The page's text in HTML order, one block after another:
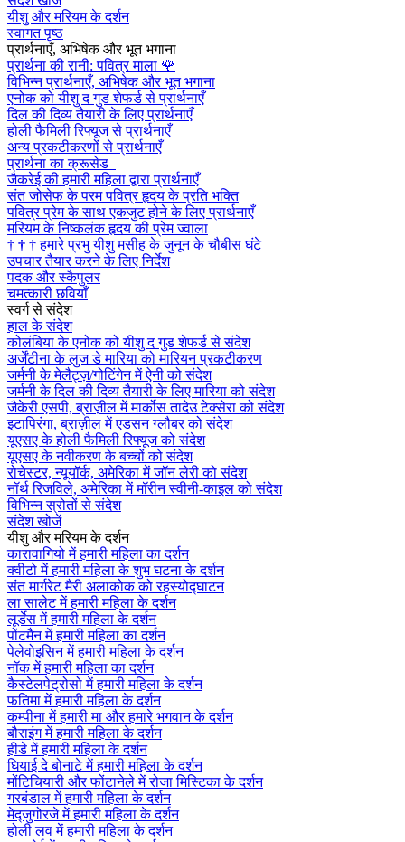
यीशु और मरियम के दर्शन
स्वागत पृष्ठ
प्रार्थनाएँ, अभिषेक और भूत भगाना
प्रार्थना की रानी: पवित्र माला 🌹
विभिन्न प्रार्थनाएँ, अभिषेक और भूत भगाना
एनोक को यीशु द गुड शेफर्ड से प्रार्थनाएँ
दिल की दिव्य तैयारी के लिए प्रार्थनाएँ
होली फैमिली रिफ्यूज से प्रार्थनाएँ
अन्य प्रकटीकरणों से प्रार्थनाएँ
प्रार्थना का क्रूसेड
जैकरेई की हमारी महिला द्वारा प्रार्थनाएँ
संत जोसेफ के परम पवित्र हृदय के प्रति भक्ति
पवित्र प्रेम के साथ एकजुट होने के लिए प्रार्थनाएँ
मरियम के निष्कलंक हृदय की प्रेम ज्वाला
† † † हमारे प्रभु यीशु मसीह के जुनून के चौबीस घंटे
उपचार तैयार करने के लिए निर्देश
पदक और स्कैपुलर
चमत्कारी छवियाँ
स्वर्ग से संदेश
हाल के संदेश
कोलंबिया के एनोक को यीशु द गुड शेफर्ड से संदेश
अर्जेंटीना के लुज डे मारिया को मारियन प्रकटीकरण
जर्मनी के मेलैट्ज़/गोटिंगेन में ऐनी को संदेश
जर्मनी के दिल की दिव्य तैयारी के लिए मारिया को संदेश
जैकेरी एसपी, ब्राज़ील में मार्कोस तादेउ टेक्सेरा को संदेश
इटापिरंगा, ब्राज़ील में एडसन ग्लौबर को संदेश
यूएसए के होली फैमिली रिफ्यूज को संदेश
यूएसए के नवीकरण के बच्चों को संदेश
रोचेस्टर, न्यूयॉर्क, अमेरिका में जॉन लेरी को संदेश
नॉर्थ रिजविले, अमेरिका में मॉरीन स्वीनी-काइल को संदेश
विभिन्न स्रोतों से संदेश
संदेश खोजें
यीशु और मरियम के दर्शन
कारावागियो में हमारी महिला का दर्शन
क्वीटो में हमारी महिला के शुभ घटना के दर्शन
संत मार्गरेट मैरी अलाकोक को रहस्योद्घाटन
ला सालेट में हमारी महिला के दर्शन
लूर्डेस में हमारी महिला के दर्शन
पोंटमैन में हमारी महिला का दर्शन
पेलेवोइसिन में हमारी महिला के दर्शन
नॉक में हमारी महिला का दर्शन
कैस्टेलपेट्रोसो में हमारी महिला के दर्शन
फतिमा में हमारी महिला के दर्शन
कम्पीना में हमारी मा और हमारे भगवान के दर्शन
बौराइंग में हमारी महिला के दर्शन
हीडे में हमारी महिला के दर्शन
घियाई दे बोनाटे में हमारी महिला के दर्शन
मोंटिचियारी और फोंटानेले में रोजा मिस्टिका के दर्शन
गरबंडाल में हमारी महिला के दर्शन
मेद्जुगोरजे में हमारी महिला के दर्शन
होली लव में हमारी महिला के दर्शन